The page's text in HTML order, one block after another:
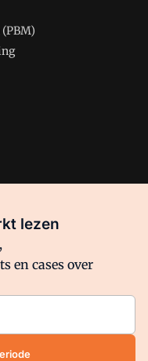
inons manifestwaar
deze site zijn de
Algemene Voorwaarden
lezen
en cases over